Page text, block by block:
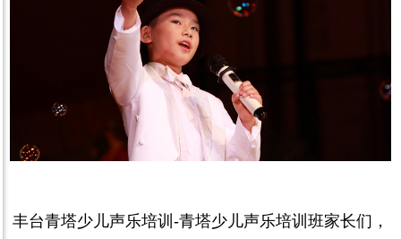
丰台青塔少儿声乐培训 -青塔少儿声乐培训班家长们，